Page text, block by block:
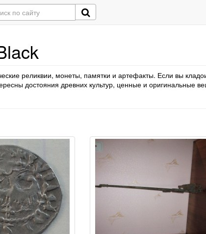
реликвии, монеты, памятки и артефакты. Если вы
достояния древних культур, ценные и оригинальные